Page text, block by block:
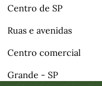
Centro de SP
Ruas e avenidas
Centro comercial
Grande - SP